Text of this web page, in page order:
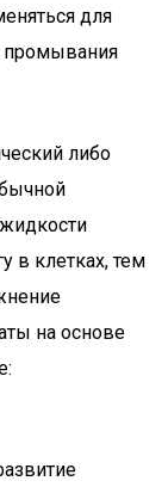
для
промывания
либо
в клетках, тем
на основе